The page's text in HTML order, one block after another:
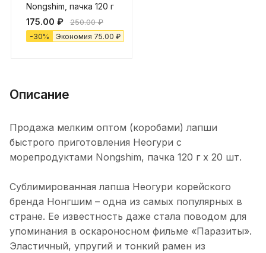
Nongshim, пачка 120 г
175.00 ₽ 250.00₽
-30% Экономия 75.00 ₽
Описание
Продажа мелким оптом (коробами) лапши
быстрого приготовления Неогури с
морепродуктами Nongshim, пачка 120 г х 20 шт.
Сублимированная лапша Неогури корейского
бренда Нонгшим – одна из самых популярных в
стране. Ее известность даже стала поводом для
упоминания в оскароносном фильме «Паразиты».
Эластичный, упругий и тонкий рамен из